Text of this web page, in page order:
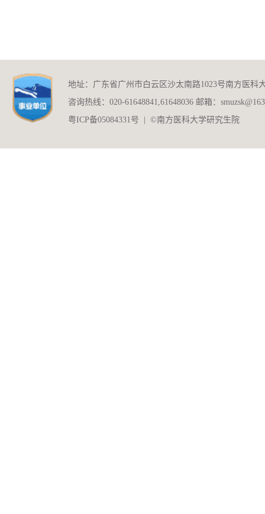
地址：广东省广州市白云区沙太南路1023号南方医科
咨询热线：020-61648841,61648036 邮箱：
粤ICP备05084331号 | ©南方医科大学研究生院